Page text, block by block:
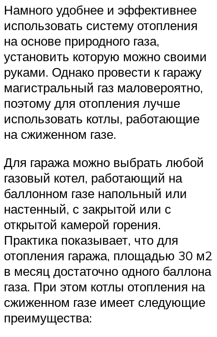
Намного удобнее и эффективнее
использовать систему отопления
на основе природного газа,
установить которую можно своими
руками. Однако провести к гаражу
магистральный газ маловероятно,
поэтому для отопления лучше
использовать котлы, работающие
на сжиженном газе.
Для гаража можно выбрать любой
газовый котел, работающий на
баллонном газе напольный или
настенный, с закрытой или с
открытой камерой горения.
Практика показывает, что для
отопления гаража, площадью 30 м2
в месяц достаточно одного баллона
газа. При этом котлы отопления на
сжиженном газе имеет следующие
преимущества: